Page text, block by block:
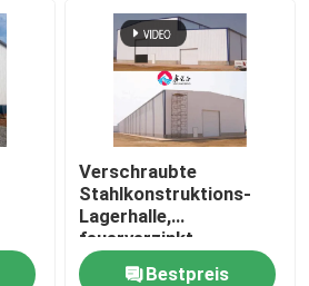
Verschraubte
Stahlkonstruktions-
Lagerhalle,
feuerverzinkt
Bestpreis